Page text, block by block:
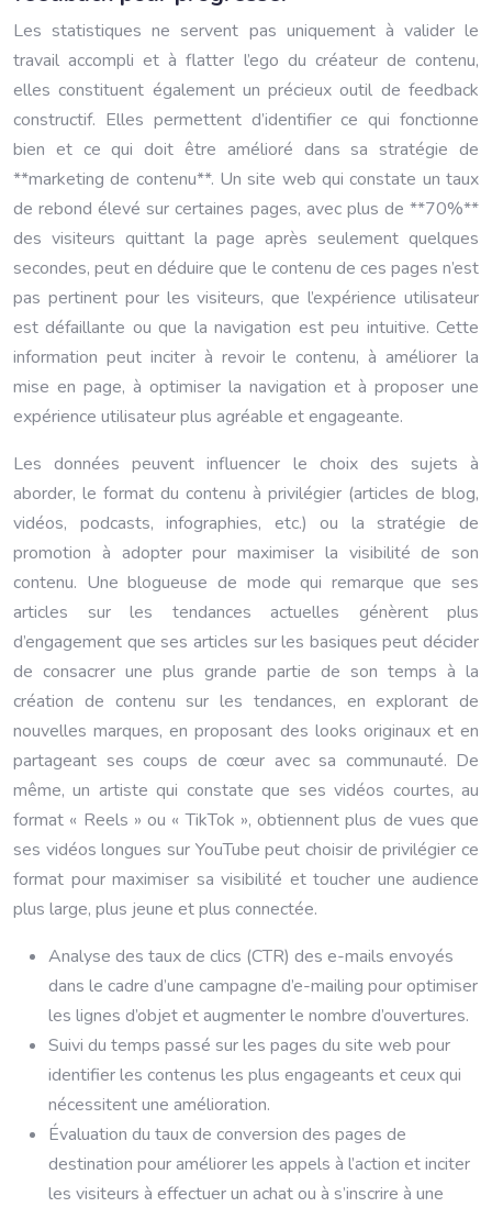
Les statistiques ne servent pas uniquement à valider le
travail accompli et à flatter l’ego du créateur de contenu,
elles constituent également un précieux outil de feedback
constructif. Elles permettent d’identifier ce qui fonctionne
bien et ce qui doit être amélioré dans sa stratégie de
**marketing de contenu**. Un site web qui constate un taux
de rebond élevé sur certaines pages, avec plus de **70%**
des visiteurs quittant la page après seulement quelques
secondes, peut en déduire que le contenu de ces pages n’est
pas pertinent pour les visiteurs, que l’expérience utilisateur
est défaillante ou que la navigation est peu intuitive. Cette
information peut inciter à revoir le contenu, à améliorer la
mise en page, à optimiser la navigation et à proposer une
expérience utilisateur plus agréable et engageante.
Les données peuvent influencer le choix des sujets à
aborder, le format du contenu à privilégier (articles de blog,
vidéos, podcasts, infographies, etc.) ou la stratégie de
promotion à adopter pour maximiser la visibilité de son
contenu. Une blogueuse de mode qui remarque que ses
articles sur les tendances actuelles génèrent plus
d’engagement que ses articles sur les basiques peut décider
de consacrer une plus grande partie de son temps à la
création de contenu sur les tendances, en explorant de
nouvelles marques, en proposant des looks originaux et en
partageant ses coups de cœur avec sa communauté. De
même, un artiste qui constate que ses vidéos courtes, au
format « Reels » ou « TikTok », obtiennent plus de vues que
ses vidéos longues sur YouTube peut choisir de privilégier ce
format pour maximiser sa visibilité et toucher une audience
plus large, plus jeune et plus connectée.
Analyse des taux de clics (CTR) des e-mails envoyés
dans le cadre d’une campagne d’e-mailing pour optimiser
les lignes d’objet et augmenter le nombre d’ouvertures.
Suivi du temps passé sur les pages du site web pour
identifier les contenus les plus engageants et ceux qui
nécessitent une amélioration.
Évaluation du taux de conversion des pages de
destination pour améliorer les appels à l’action et inciter
les visiteurs à effectuer un achat ou à s’inscrire à une